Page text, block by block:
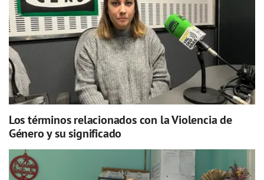
Los términos relacionados con la Violencia de
Género y su significado